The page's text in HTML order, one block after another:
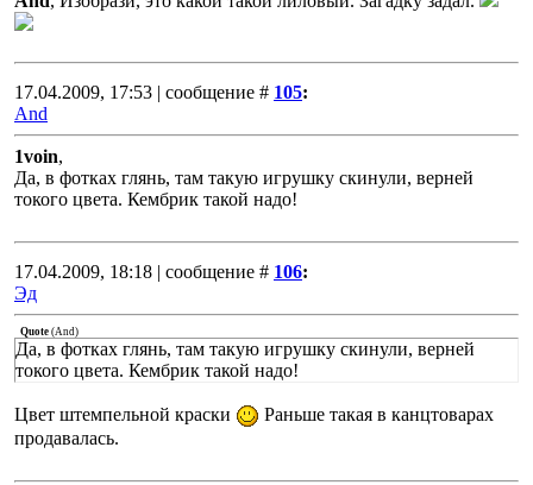
17.04.2009, 17:53 | сообщение # 105:
And
1voin,
Да, в фотках глянь, там такую игрушку скинули, верней
токого цвета. Кембрик такой надо!
17.04.2009, 18:18 | сообщение # 106:
Эд
Quote (And)
Да, в фотках глянь, там такую игрушку скинули, верней
токого цвета. Кембрик такой надо!
Цвет штемпельной краски
Раньше такая в канцтоварах
продавалась.